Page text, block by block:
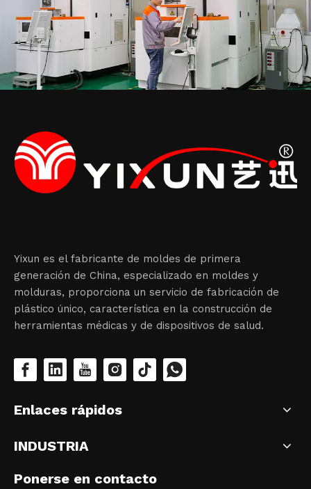
Yixun es el fabricante de moldes de primera
generación de China, especializado en moldes y
molduras, proporciona un servicio de fabricación de
plástico único, característica en la construcción de
herramientas médicas y de dispositivos de salud.
Enlaces rápidos
INDUSTRIA
Ponerse en contacto